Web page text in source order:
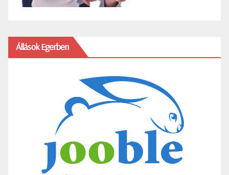
Állások Egerben